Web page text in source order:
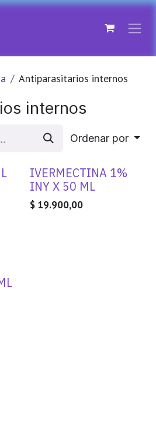
Antiparasitarios internos
internos
Ordenar por
IVERMECTINA 1%
INY X 50 ML
$ 19.900,00